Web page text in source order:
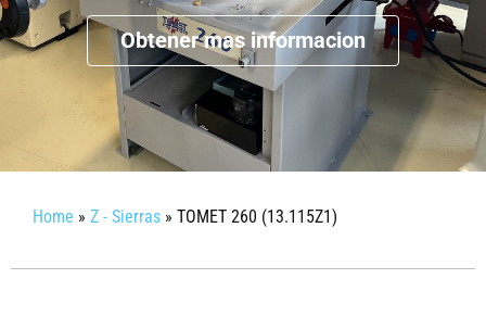
Obtener mas informacion
Home » Z - Sierras » TOMET 260 (13.115Z1)